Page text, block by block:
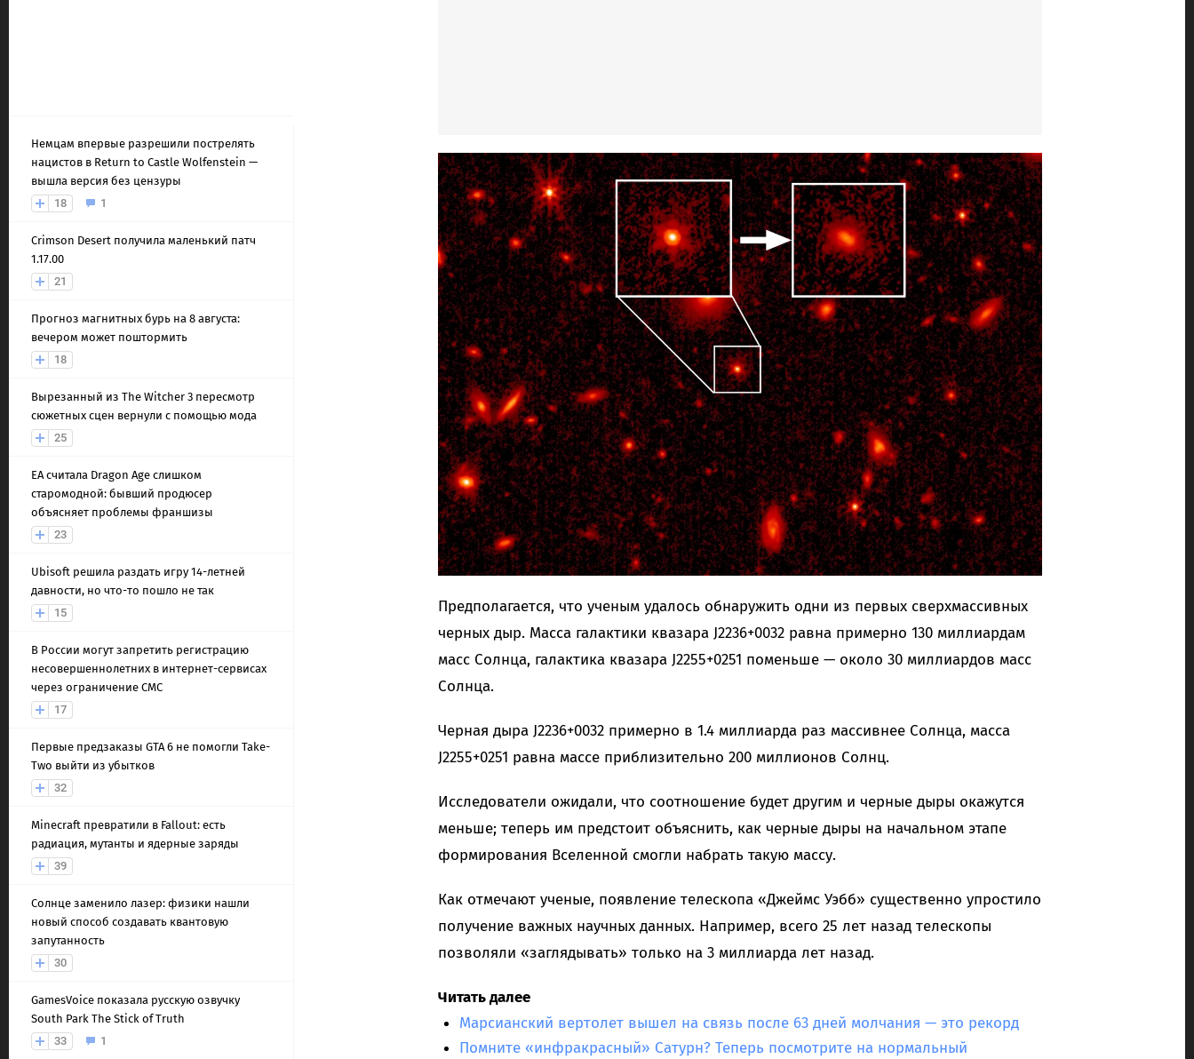
Немцам впервые разрешили пострелять
нацистов в Return to Castle Wolfenstein —
вышла версия без цензуры
18
1
Crimson Desert получила маленький патч
1.17.00
21
Прогноз магнитных бурь на 8 августа:
вечером может поштормить
18
Вырезанный из The Witcher 3 пересмотр
сюжетных сцен вернули с помощью мода
25
EA считала Dragon Age слишком
старомодной: бывший продюсер
объясняет проблемы франшизы
23
Ubisoft решила раздать игру 14-летней
давности, но что-то пошло не так
15
В России могут запретить регистрацию
несовершеннолетних в интернет-сервисах
через ограничение СМС
17
Первые предзаказы GTA 6 не помогли Take-
Two выйти из убытков
32
Minecraft превратили в Fallout: есть
радиация, мутанты и ядерные заряды
39
Солнце заменило лазер: физики нашли
новый способ создавать квантовую
запутанность
30
GamesVoice показала русскую озвучку
South Park The Stick of Truth
33
1
Предполагается, что ученым удалось обнаружить одни из первых сверхмассивных
черных дыр. Масса галактики квазара J2236+0032 равна примерно 130 миллиардам
масс Солнца, галактика квазара J2255+0251 поменьше — около 30 миллиардов масс
Солнца.
Черная дыра J2236+0032 примерно в 1.4 миллиарда раз массивнее Солнца, масса
J2255+0251 равна массе приблизительно 200 миллионов Солнц.
Исследователи ожидали, что соотношение будет другим и черные дыры окажутся
меньше; теперь им предстоит объяснить, как черные дыры на начальном этапе
формирования Вселенной смогли набрать такую массу.
Как отмечают ученые, появление телескопа «Джеймс Уэбб» существенно упростило
получение важных научных данных. Например, всего 25 лет назад телескопы
позволяли «заглядывать» только на 3 миллиарда лет назад.
Читать далее
Марсианский вертолет вышел на связь после 63 дней молчания — это рекорд
Помните «инфракрасный» Сатурн? Теперь посмотрите на нормальный